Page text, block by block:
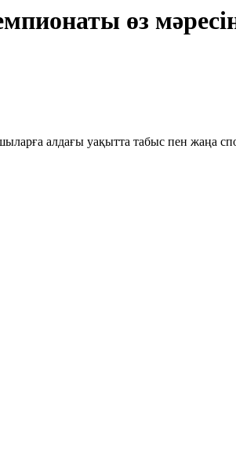
өз
алдағы уақытта табыс пен жаңа